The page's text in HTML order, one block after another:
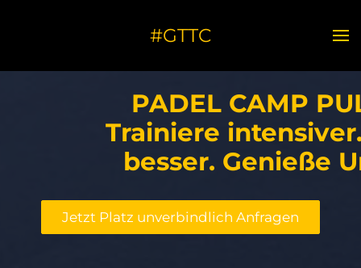
#GTTC
PADEL CAMP
Trainiere
besser. Genieße
Jetzt Platz unverbindlich Anfragen